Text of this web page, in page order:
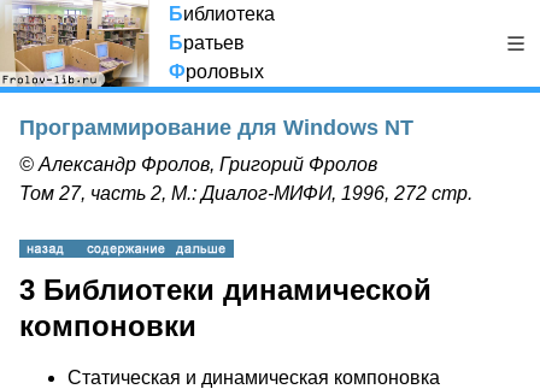
Библиотека
Братьев
Фроловых
Программирование для Windows NT
© Александр Фролов, Григорий Фролов
Том 27, часть 2, М.: Диалог-МИФИ, 1996, 272 стр.
3 Библиотеки динамической
компоновки
Статическая и динамическая компоновка